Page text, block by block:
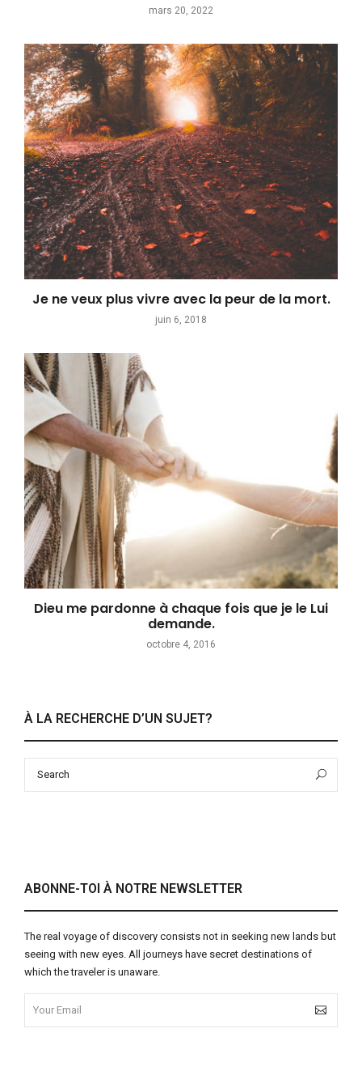
mars 20, 2022
Je ne veux plus vivre avec la peur de la mort.
juin 6, 2018
Dieu me pardonne à chaque fois que je le Lui
demande.
octobre 4, 2016
À LA RECHERCHE D’UN SUJET?
ABONNE-TOI À NOTRE NEWSLETTER
The real voyage of discovery consists not in seeking new lands but
seeing with new eyes. All journeys have secret destinations of
which the traveler is unaware.